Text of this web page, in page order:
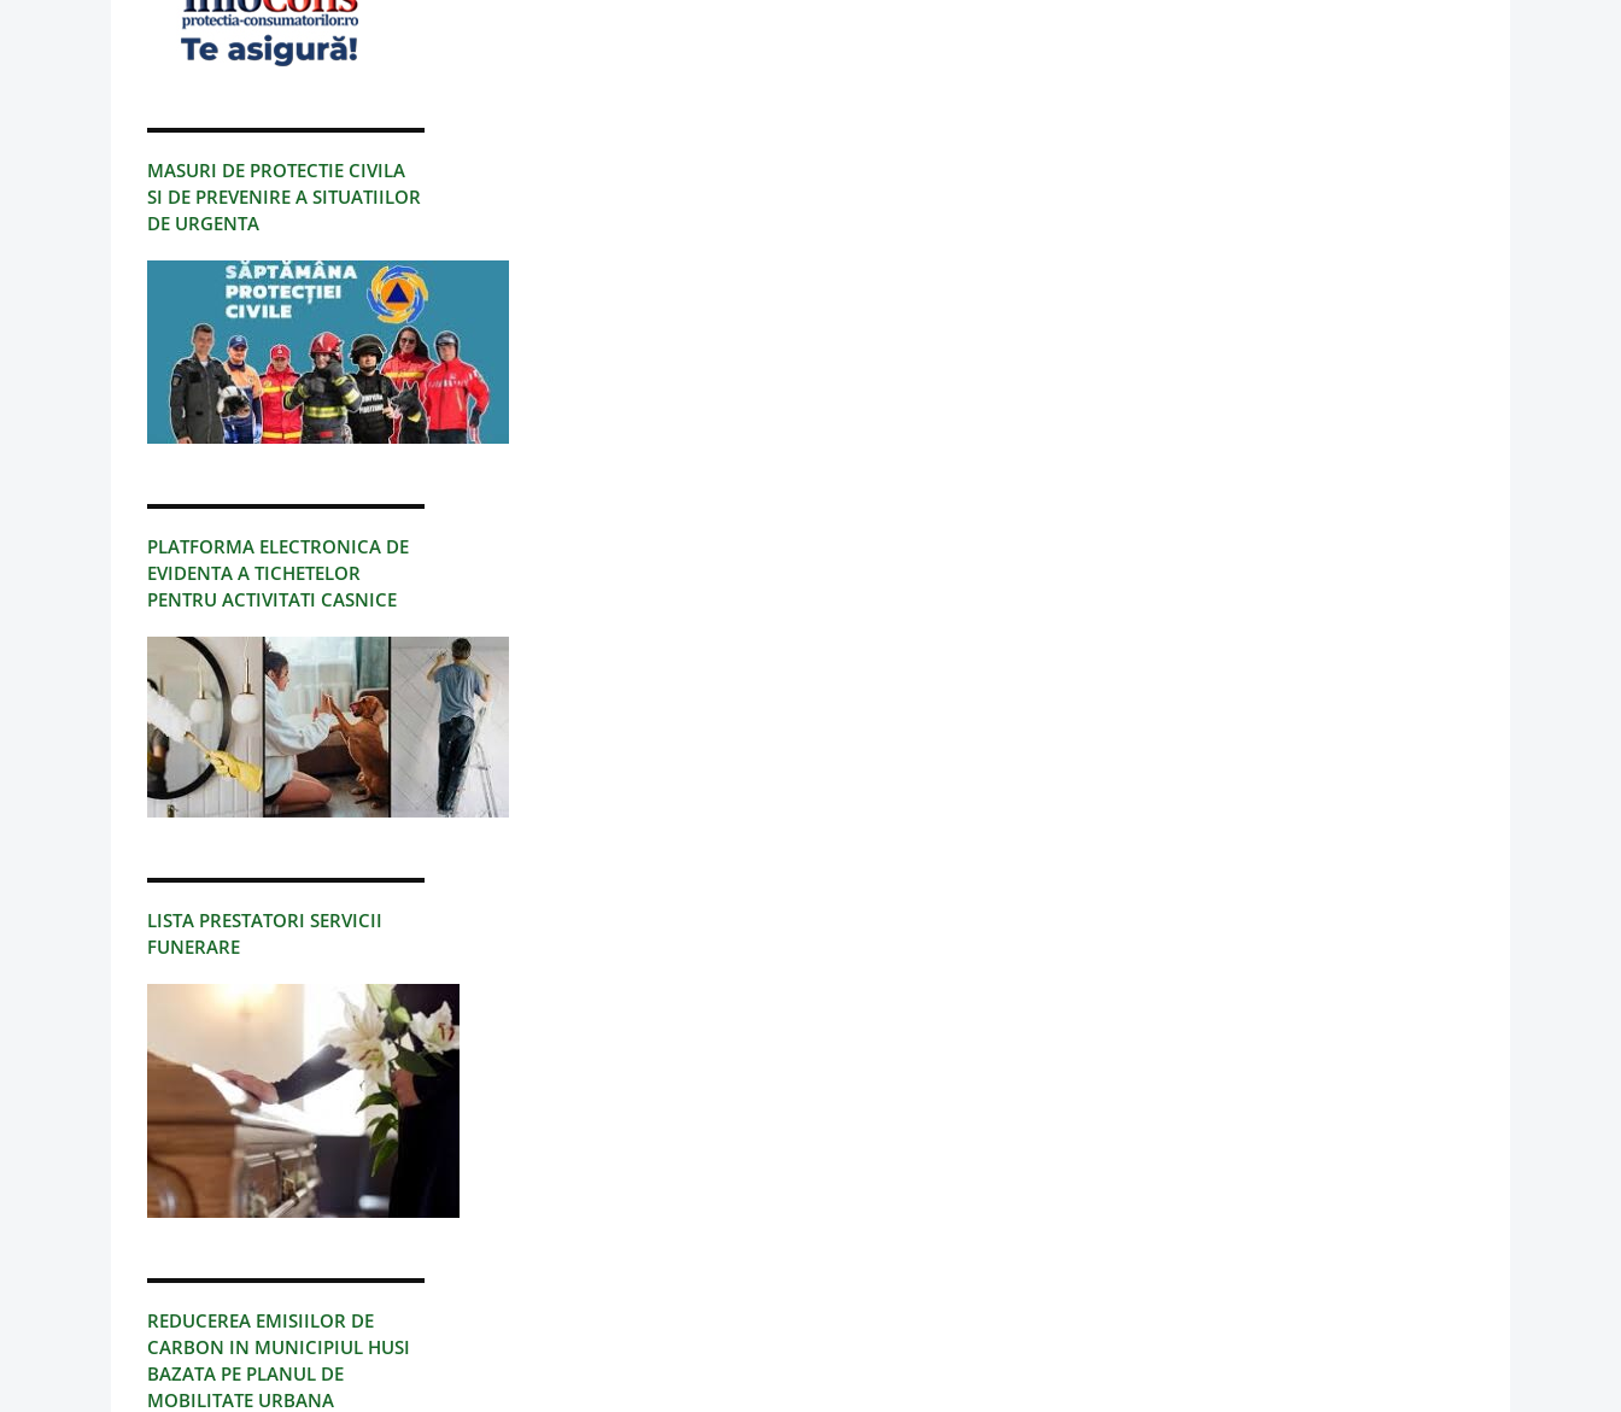
MASURI DE PROTECTIE CIVILA
SI DE PREVENIRE A SITUATIILOR
DE URGENTA
PLATFORMA ELECTRONICA DE
EVIDENTA A TICHETELOR
PENTRU ACTIVITATI CASNICE
LISTA PRESTATORI SERVICII
FUNERARE
REDUCEREA EMISIILOR DE
CARBON IN MUNICIPIUL HUSI
BAZATA PE PLANUL DE
MOBILITATE URBANA